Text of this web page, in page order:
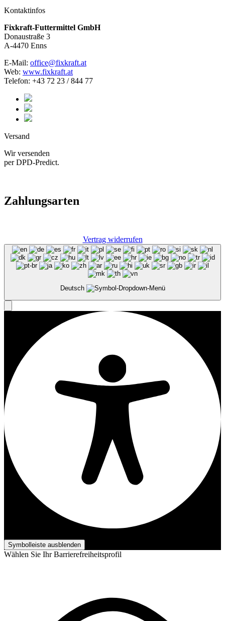
Kontaktinfos
Fixkraft-Futtermittel GmbH
Donaustraße 3
A-4470 Enns
E-Mail: office@fixkraft.at
Web: www.fixkraft.at
Telefon: +43 72 23 / 844 77
Versand
Wir versenden
per DPD-Predict.
Zahlungsarten
Vertrag widerrufen
Deutsch
Symbolleiste ausblenden
Wählen Sie Ihr Barrierefreiheitsprofil